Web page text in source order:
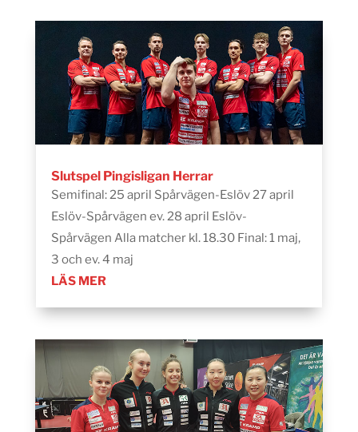
Slutspel Pingisligan Herrar
Semifinal: 25 april Spårvägen-Eslöv 27 april
Eslöv-Spårvägen ev. 28 april Eslöv-
Spårvägen Alla matcher kl. 18.30 Final: 1 maj,
3 och ev. 4 maj
LÄS MER